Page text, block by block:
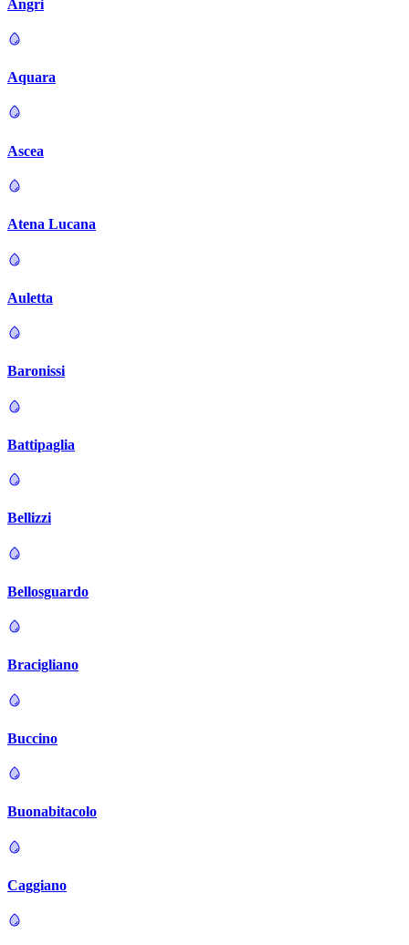
Angri
Aquara
Ascea
Atena Lucana
Auletta
Baronissi
Battipaglia
Bellizzi
Bellosguardo
Bracigliano
Buccino
Buonabitacolo
Caggiano